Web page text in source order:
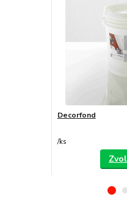
Decorfond
/ks